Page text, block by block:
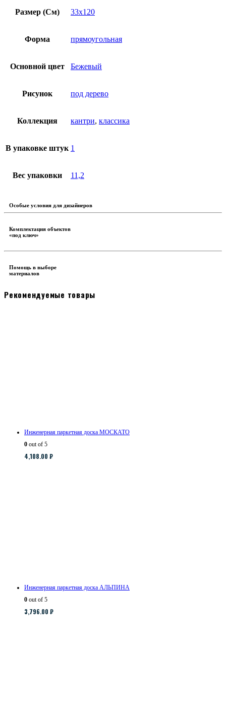
Размер (См) 33х120
Форма прямоугольная
Основной цвет Бежевый
Рисунок под дерево
Коллекция кантри, классика
В упаковке штук 1
Вес упаковки 11,2
Особые условия для дизайнеров
Комплектация объектов
«под ключ»
Помощь в выборе
материалов
Рекомендуемые товары
Инженерная паркетная доска МОСКАТО
0 out of 5
4,108.00 ₽
Инженерная паркетная доска АЛЬПИНА
0 out of 5
3,796.00 ₽